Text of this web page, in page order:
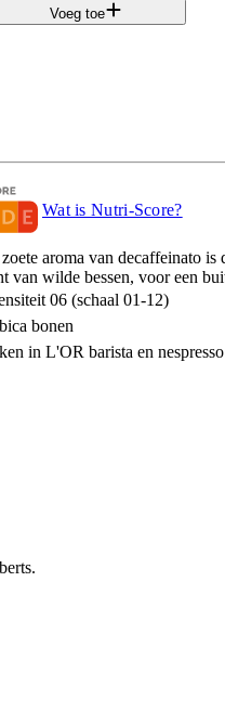
Voeg toe
Wat is Nutri-Score?
aroma van decaffeinato is
van wilde bessen, voor een
06 (schaal 01-12)
bonen
in L'OR barista en